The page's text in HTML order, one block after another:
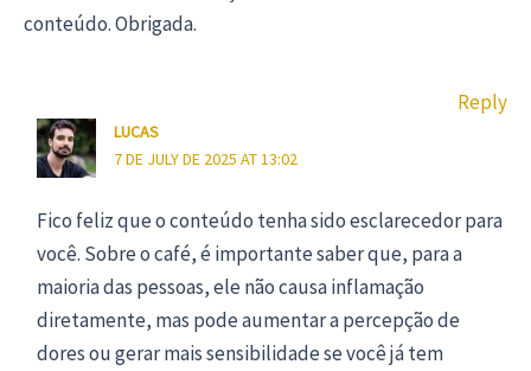
conteúdo. Obrigada.
Reply
LUCAS
7 DE JULY DE 2025 AT 13:02
Fico feliz que o conteúdo tenha sido esclarecedor para
você. Sobre o café, é importante saber que, para a
maioria das pessoas, ele não causa inflamação
diretamente, mas pode aumentar a percepção de
dores ou gerar mais sensibilidade se você já tem